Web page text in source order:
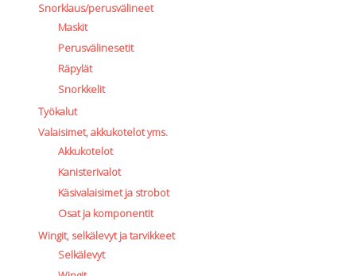
Snorklaus/perusvälineet
Maskit
Perusvälinesetit
Räpylät
Snorkkelit
Työkalut
Valaisimet, akkukotelot yms.
Akkukotelot
Kanisterivalot
Käsivalaisimet ja strobot
Osat ja komponentit
Wingit, selkälevyt ja tarvikkeet
Selkälevyt